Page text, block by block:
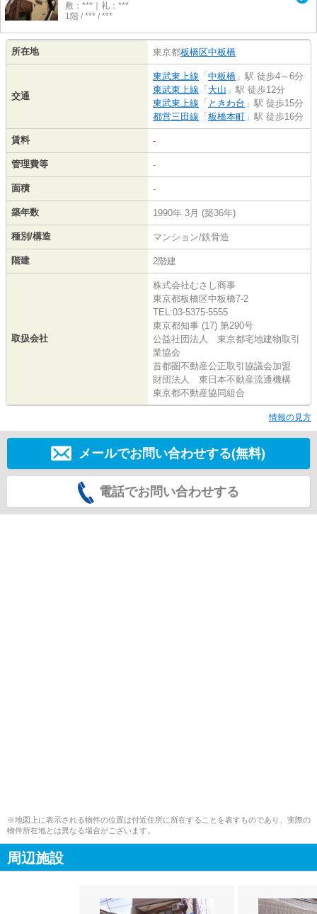
敷：***｜礼：***
1階 / *** / ***
所在地 東京都板橋区中板橋
交通
東武東上線 「 中板橋 」駅 徒歩4～6分
東武東上線 「 大山 」駅 徒歩12分
東武東上線 「 ときわ台 」駅 徒歩15分
都営三田線 「 板橋本町 」駅 徒歩16分
賃料 -
管理費等 -
面積 -
築年数 1990年 3月 (築36年)
種別/構造 マンション/鉄骨造
階建 2階建
取扱会社
株式会社むさし商事
東京都板橋区中板橋7-2
TEL:03-5375-5555
東京都知事 (17) 第290号
公益社団法人 東京都宅地建物取引
業協会
首都圏不動産公正取引協議会加盟
財団法人 東日本不動産流通機構
東京都不動産協同組合
情報の見方
メールでお問い合わせする(無料)
電話でお問い合わせする
※地図上に表示される物件の位置は付近住所に所在することを表すものであり、実際の
物件所在地とは異なる場合がございます。
周辺施設